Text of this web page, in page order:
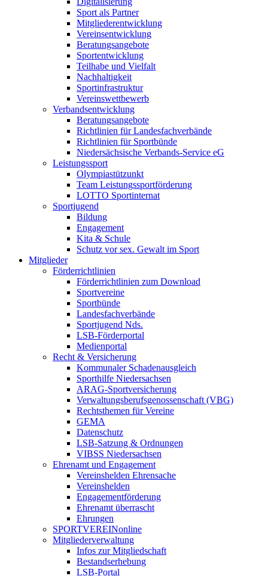
Sport als Partner
Mitgliederentwicklung
Vereinsentwicklung
Beratungsangebote
Sportentwicklung
Teilhabe und Vielfalt
Nachhaltigkeit
Sportinfrastruktur
Vereinswettbewerb
Verbandsentwicklung
Beratungsangebote
Richtlinien für Landesfachverbände
Richtlinien für Sportbünde
Niedersächsische Verbands-Service eG
Leistungssport
Olympiastützunkt
Team Leistungssportförderung
LOTTO Sportinternat
Sportjugend
Bildung
Engagement
Kita & Schule
Schutz vor sex. Gewalt im Sport
Mitglieder
Förderrichtlinien
Förderrichtlinien zum Download
Sportvereine
Sportbünde
Landesfachverbände
Sportjugend Nds.
LSB-Förderportal
Medienportal
Recht & Versicherung
Kommunaler Schadenausgleich
Sporthilfe Niedersachsen
ARAG-Sportversicherung
Verwaltungsberufsgenossenschaft (VBG)
Rechtsthemen für Vereine
GEMA
Datenschutz
LSB-Satzung & Ordnungen
VIBSS Niedersachsen
Ehrenamt und Engagement
Vereinshelden Ehrensache
Vereinshelden
Engagementförderung
Ehrenamt überrascht
Ehrungen
SPORTVEREINonline
Mitgliederverwaltung
Infos zur Mitgliedschaft
Bestandserhebung
LSB-Portal